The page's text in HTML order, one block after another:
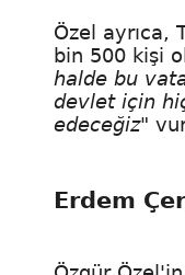
Özel ayrıca,
bin 500 kişi
halde bu
devlet için
edeceğiz"
Erdem